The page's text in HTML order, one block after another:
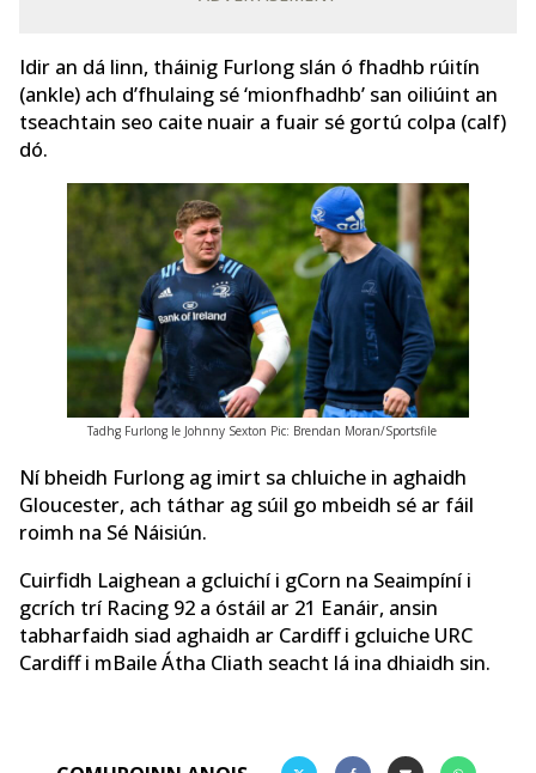
Idir an dá linn, tháinig Furlong slán ó fhadhb rúitín
(ankle) ach d’fhulaing sé ‘mionfhadhb’ san oiliúint an
tseachtain seo caite nuair a fuair sé gortú colpa (calf)
dó.
Tadhg Furlong le Johnny Sexton Pic: Brendan Moran/Sportsfile
Ní bheidh Furlong ag imirt sa chluiche in aghaidh
Gloucester, ach táthar ag súil go mbeidh sé ar fáil
roimh na Sé Náisiún.
Cuirfidh Laighean a gcluichí i gCorn na Seaimpíní i
gcrích trí Racing 92 a óstáil ar 21 Eanáir, ansin
tabharfaidh siad aghaidh ar Cardiff i gcluiche URC
Cardiff i mBaile Átha Cliath seacht lá ina dhiaidh sin.